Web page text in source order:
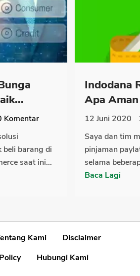
Komentar
beli barang di
saat ini...
Indodana
Apa
12 Juni 2020
Saya dan tim
pinjaman
selama
Baca Lagi
Kami
Disclaimer
Hubungi Kami